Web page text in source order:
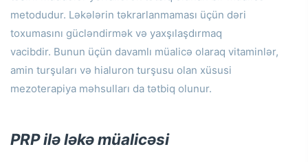
metodudur. Ləkələrin təkrarlanmaması üçün dəri
toxumasını gücləndirmək və yaxşılaşdırmaq
vacibdir. Bunun üçün davamlı müalicə olaraq vitaminlər,
amin turşuları və hialuron turşusu olan xüsusi
mezoterapiya məhsulları da tətbiq olunur.
PRP ilə ləkə müalicəsi